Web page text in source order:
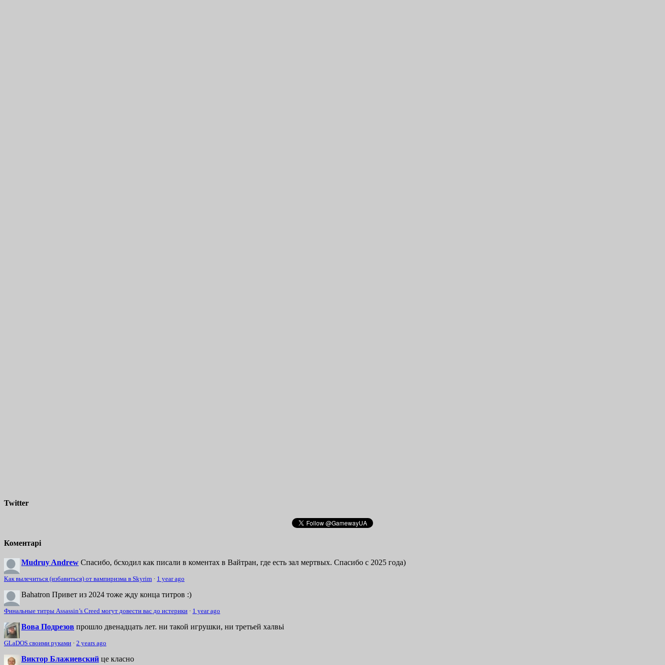
Twitter
Коментарі
Mudruy Andrew Спасибо, бсходил как писали в коментах в Вайтран, где есть зал мертвых. Спасибо с 2025 года)
Как вылечиться (избавиться) от вампиризма в Skyrim · 1 year ago
Bahatron Привет из 2024 тоже жду конца титров :)
Финальные титры Assassin’s Creed могут довести вас до истерики · 1 year ago
Вова Подрезов прошло двенадцать лет. ни такой игрушки, ни третьей халвьі
GLaDOS своими руками · 2 years ago
Виктор Блажиевский це класно